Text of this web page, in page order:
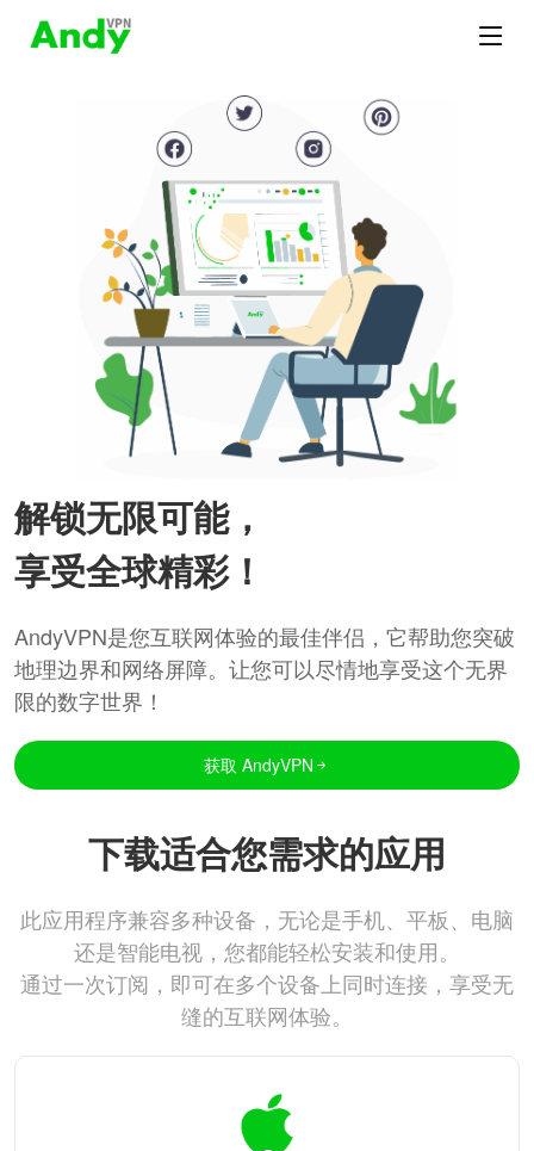
解锁无限可能，
享受全球精彩！
AndyVPN是您互联网体验的最佳伴侣，它帮助您突破
地理边界和网络屏障。让您可以尽情地享受这个无界
限的数字世界！
获取 AndyVPN
下载适合您需求的应用
此应用程序兼容多种设备，无论是手机、平板、电脑
还是智能电视，您都能轻松安装和使用。
通过一次订阅，即可在多个设备上同时连接，享受无
缝的互联网体验。